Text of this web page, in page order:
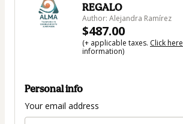
REGALO
Author: Alejandra Ramírez
$487.00
(+ applicable taxes. Click here
information)
Personal info
Your email address